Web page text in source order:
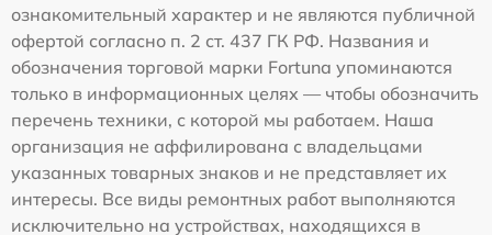
ознакомительный характер и не являются публичной
офертой согласно п. 2 ст. 437 ГК РФ. Названия и
обозначения торговой марки Fortuna упоминаются
только в информационных целях — чтобы обозначить
перечень техники, с которой мы работаем. Наша
организация не аффилирована с владельцами
указанных товарных знаков и не представляет их
интересы. Все виды ремонтных работ выполняются
исключительно на устройствах, находящихся в